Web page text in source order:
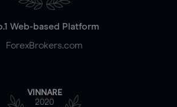
Web-based Platform
ForexBrokers.com
VINNARE
2020